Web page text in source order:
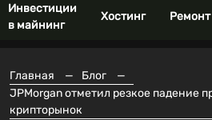
Инвестиции
в майнинг
Хостинг Ремонт
Главная — Блог
—
JPMorgan отметил резкое падение
крипторынок